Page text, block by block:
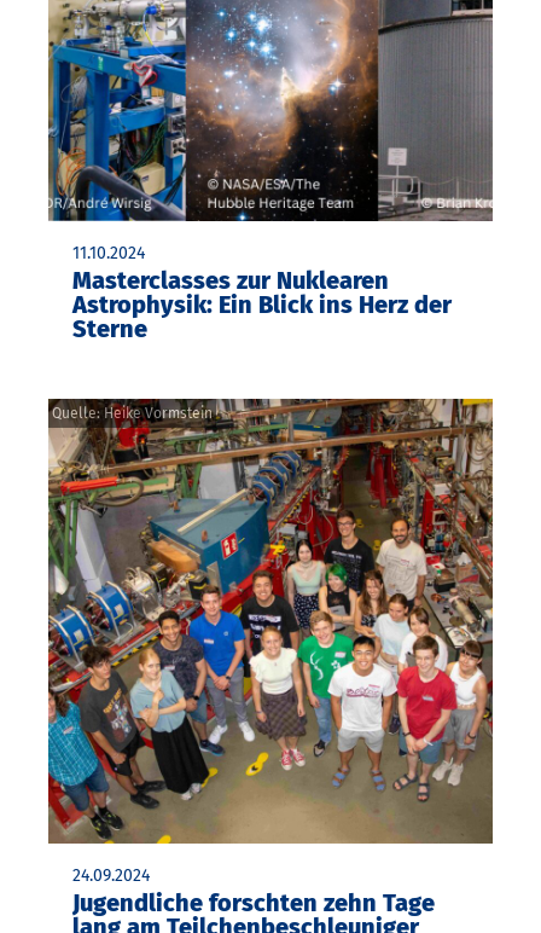
11.10.2024
Masterclasses zur Nuklearen
Astrophysik: Ein Blick ins Herz der
Sterne
Quelle: Heike Vormstein
24.09.2024
Jugendliche forschten zehn Tage
lang am Teilchenbeschleuniger